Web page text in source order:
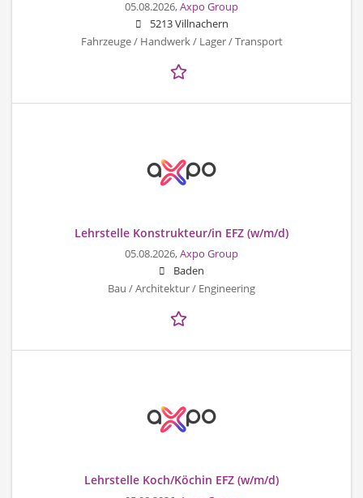
05.08.2026,Axpo Group
5213 Villnachern
Fahrzeuge / Handwerk / Lager / Transport
Lehrstelle Konstrukteur/in EFZ (w/m/d)
05.08.2026,Axpo Group
Baden
Bau / Architektur / Engineering
Lehrstelle Koch/Köchin EFZ (w/m/d)